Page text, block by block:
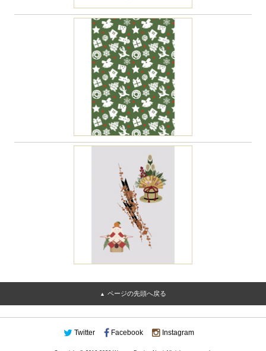
ページの先頭へ戻る
Twitter Facebook Instagram